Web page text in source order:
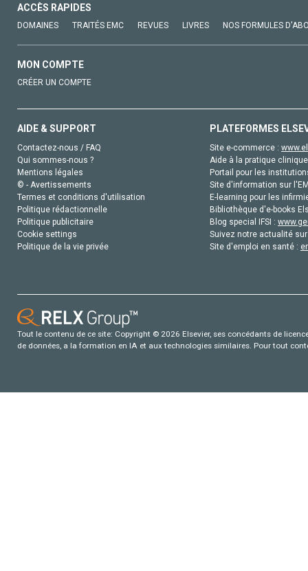
ACCÈS RAPIDES
DOMAINES TRAITÉS EMC REVUES LIVRES NOS FORMULES
MON COMPTE
CRÉER UN COMPTE
AIDE & SUPPORT
Contactez-nous / FAQ
Qui sommes-nous ?
Mentions légales
© - Avertissements
Termes et conditions d'utilisation
Politique rédactionnelle
Politique publicitaire
Cookie settings
Politique de la vie privée
PLATEFORMES
Site e-commerce :
Aide à la pratique
Portail pour les
Site d'information sur
E-learning pour les
Bibliothèque d'e-books
Blog special IFSI :
Suivez notre actualité
Site d'emploi en santé :
Tout le contenu de ce site: Copyright © 2026 Elsevier, ses concédants de
de données, a la formation en IA et aux technologies similaires. Pour tout